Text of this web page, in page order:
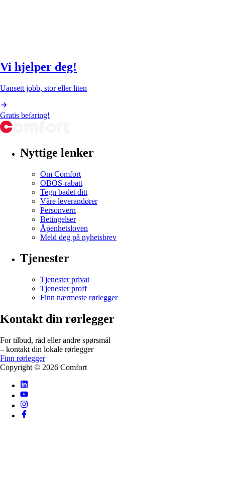
Vi hjelper deg!
Uansett jobb, stor eller liten
Gratis befaring!
Nyttige lenker
Om Comfort
OBOS-rabatt
Tegn badet ditt
Våre leverandører
Personvern
Betingelser
Åpenhetsloven
Meld deg på nyhetsbrev
Tjenester
Tjenester privat
Tjenester proff
Finn nærmeste rørlegger
Kontakt din rørlegger
For tilbud, råd eller andre spørsmål
– kontakt din lokale rørlegger
Finn rørlegger
Copyright © 2026 Comfort